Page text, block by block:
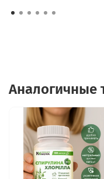
Аналогичные